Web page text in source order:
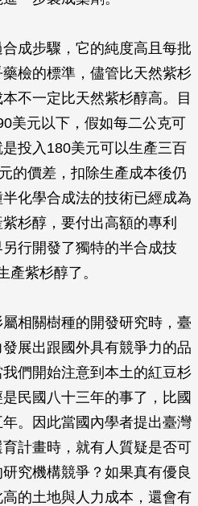
成步驟，它的純度高且每批
檢的標準，儘管比天然紫杉
不一定比天然紫杉醇高。目
美元以下，假如每二公克可
投入180美元可以生產三百
的價差，扣除生產成本後仍
化學合成法的技術已經成為
杉醇，要付出高額的專利
行開發了獨特的半合成技
產紫杉醇了。
相關樹種的開發研究時，臺
展出跟國外具有競爭力的品
們開始注意到本土的紅豆杉
民國八十三年的事了，比國
。因此當國內學者提出臺灣
計畫時，就有人質疑是否可
究機構競爭？如果真有優良
的土地與人力成本，還會有